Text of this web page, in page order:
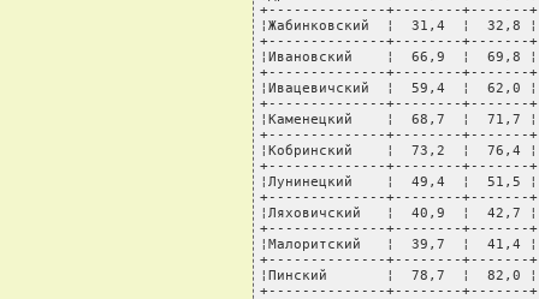
+--------------+--------+-------
¦Жабинковский  ¦  31,4  ¦
+--------------+--------+-------
¦Ивановский    ¦  66,9  ¦
+--------------+--------+-------
¦Ивацевичский  ¦  59,4  ¦
+--------------+--------+-------
¦Каменецкий    ¦  68,7  ¦
+--------------+--------+-------
¦Кобринский    ¦  73,2  ¦
+--------------+--------+-------
¦Лунинецкий    ¦  49,4  ¦
+--------------+--------+-------
¦Ляховичский   ¦  40,9  ¦
+--------------+--------+-------
¦Малоритский   ¦  39,7  ¦
+--------------+--------+-------
¦Пинский       ¦  78,7  ¦  82,0
+--------------+--------+-------